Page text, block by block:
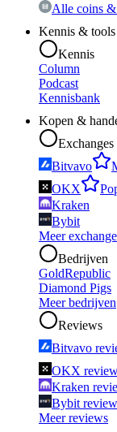
Alle coins &
Kennis & tools
Kennis
Column
Podcast
Kennisbank
Kopen &
Exchanges
Bitvavo
OKX
Kraken
Bybit
Meer
Bedrijven
GoldRepublic
Diamond Pigs
Meer bedrijven
Reviews
Bitvavo
OKX
Kraken
Bybit review
Meer reviews